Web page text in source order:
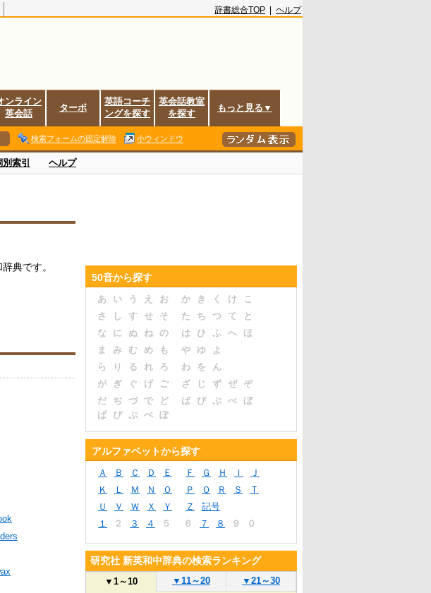
辞書総合TOP ヘルプ
ンライン
英会話
ターボ
英語コーチ
ングを探す
英会話教室
を探す
もっと見る▼
検索フォームの固定解除 小ウィンドウ
索引 ヘルプ
典です。
50音から探す
あ い う え お か き く け
こ
さ
し す せ そ た ち つ て
と
な
に ぬ ね の は ひ ふ へ
ほ
ま
み む め も や ゆ
よ
ら
り る れ ろ わ を
ん
が
ぎ ぐ げ ご ざ じ ず ぜ
ぞ
だ
ぢ づ で ど ば び ぶ べ
ぼ
ぱ
ぴ ぷ ぺ ぽ
アルファベットから探す
Ａ Ｂ Ｃ Ｄ Ｅ Ｆ Ｇ Ｈ Ｉ
Ｊ
Ｋ
Ｌ Ｍ Ｎ Ｏ Ｐ Ｑ Ｒ Ｓ
Ｔ
Ｕ
Ｖ Ｗ Ｘ Ｙ Ｚ
記号
１
２ ３ ４ ５ ６ ７ ８ ９ ０
研究社 新英和中辞典の検索ランキング
▼ 1～10 ▼ 11～20 ▼ 21～30